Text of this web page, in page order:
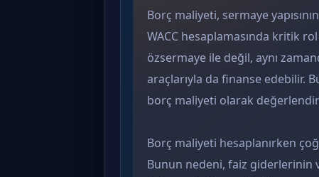
Borç maliyeti, sermaye
WACC hesaplamasında kritik rol
özsermaye ile değil, aynı
araçlarıyla da finanse edebilir.
borç maliyeti olarak
Borç maliyeti hesaplanırken
Bunun nedeni, faiz giderlerinin